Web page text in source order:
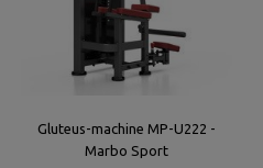
Gluteus-machine MP-U222 -
Marbo Sport